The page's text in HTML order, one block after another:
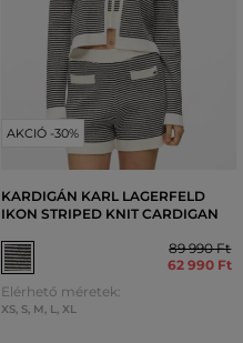
AKCIÓ -30%
KARDIGÁN KARL LAGERFELD
IKON STRIPED KNIT CARDIGAN
89 990 Ft
62 990 Ft
Elérhető méretek:
XS, S, M, L, XL